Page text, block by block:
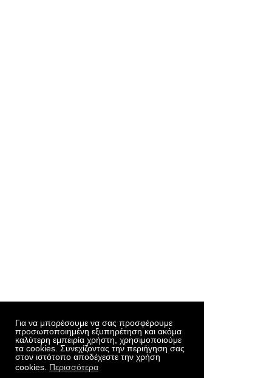
Για να μπορέσουμε να σας προσφέρουμε
προσωποποιημένη εξυπηρέτηση και ακόμα
καλύτερη εμπειρία χρήστη, χρησιμοποιούμε
τα cookies. Συνεχίζοντας την περιήγηση σας
στον ιστότοπο αποδέχεστε την χρήση
cookies. Περισσότερα